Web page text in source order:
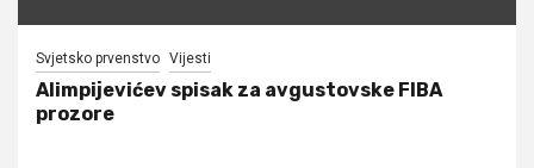
Svjetsko prvenstvo Vijesti
Alimpijevićev spisak za avgustovske FIBA
prozore